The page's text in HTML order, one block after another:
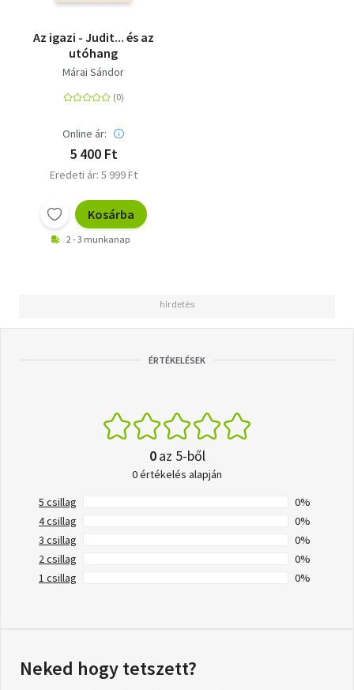
Az igazi - Judit... és az
utóhang
Márai Sándor
Online ár:
5 400 Ft
Eredeti ár: 5 999 Ft
Kosárba
2 - 3 munkanap
ÉRTÉKELÉSEK
0az 5-ből
0 értékelés alapján
5 csillag
0%
4 csillag
0%
3 csillag
0%
2 csillag
0%
1 csillag
0%
Neked hogy tetszett?